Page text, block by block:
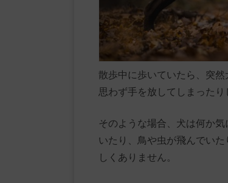
散歩中に歩いていたら、突然
思わず手を放してしまった
そのような場合、犬は何か
いたり、鳥や虫が飛んでい
しくありません。